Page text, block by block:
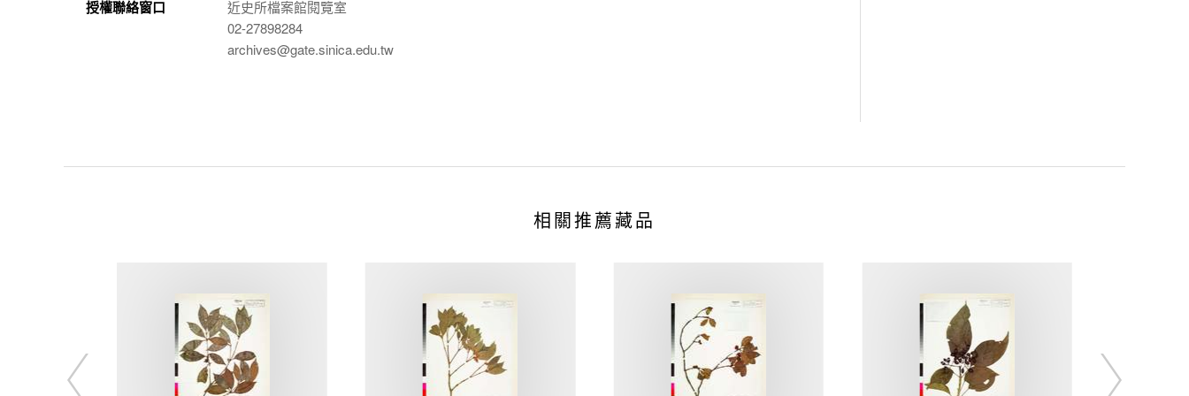
授權聯絡窗口
近史所檔案館閱覽室
02-27898284
archives@gate.sinica.edu.tw
相關推薦藏品